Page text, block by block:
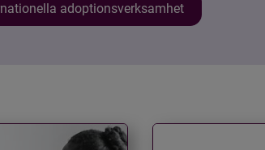
adoptionsverksamhet